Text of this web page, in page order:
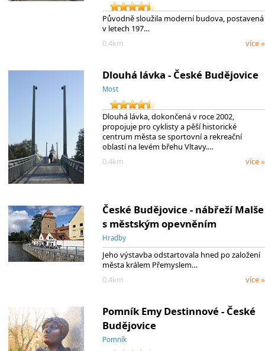
Původně sloužila moderní budova, postavená
v letech 197…
0.4km
více »
Dlouhá lávka - České Budějovice
Most
Dlouhá lávka, dokončená v roce 2002,
propojuje pro cyklisty a pěší historické
centrum města se sportovní a rekreační
oblastí na levém břehu Vltavy.…
0.4km
více »
České Budějovice - nábřeží Malše
s městským opevněním
Hradby
Jeho výstavba odstartovala hned po založení
města králem Přemyslem…
0.4km
více »
Pomník Emy Destinnové - České
Budějovice
Pomník